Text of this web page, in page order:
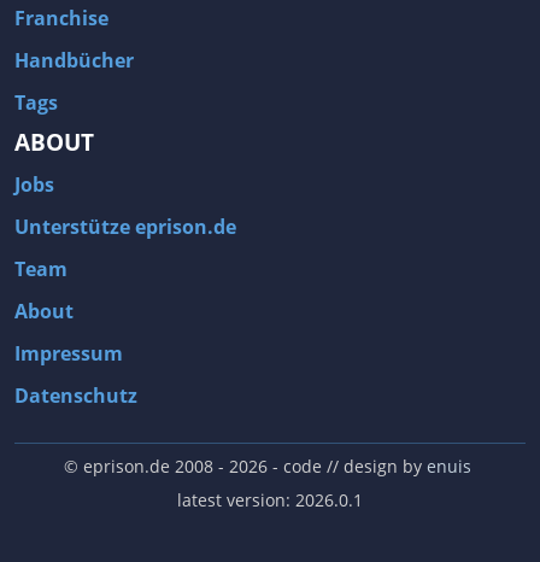
Franchise
Handbücher
Tags
ABOUT
Jobs
Unterstütze eprison.de
Team
About
Impressum
Datenschutz
© eprison.de 2008 - 2026- code // design by enuis
latest version: 2026.0.1